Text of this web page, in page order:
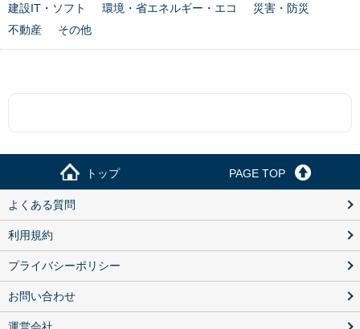
建設IT・ソフト
環境・省エネルギー・エコ
災害・防災
不動産
その他
トップ PAGE TOP
よくある質問
利用規約
プライバシーポリシー
お問い合わせ
運営会社